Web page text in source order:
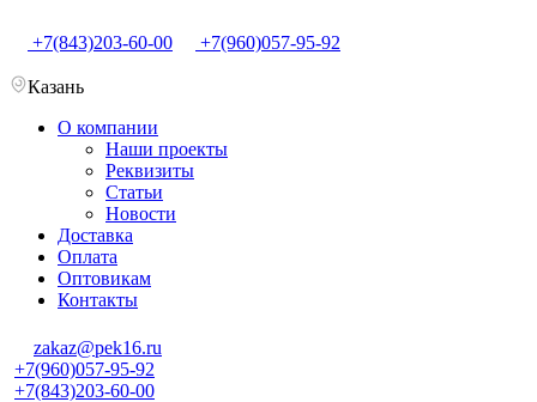
+7(843)203-60-00 +7(960)057-95-92
Казань
О компании
Наши проекты
Реквизиты
Статьи
Новости
Доставка
Оплата
Оптовикам
Контакты
zakaz@pek16.ru
+7(960)057-95-92
+7(843)203-60-00